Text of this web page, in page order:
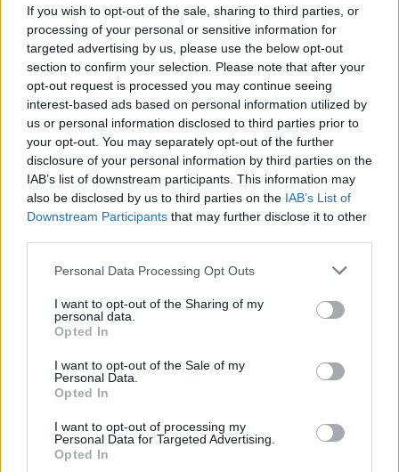
If you wish to opt-out of the sale, sharing to third parties, or
processing of your personal or sensitive information for
targeted advertising by us, please use the below opt-out
section to confirm your selection. Please note that after your
opt-out request is processed you may continue seeing
interest-based ads based on personal information utilized by
us or personal information disclosed to third parties prior to
your opt-out. You may separately opt-out of the further
disclosure of your personal information by third parties on the
IAB’s list of downstream participants. This information may
also be disclosed by us to third parties on the IAB’s List of
Downstream Participants that may further disclose it to other
Personal Data Processing Opt Outs
I want to opt-out of the Sharing of my
personal data.
Opted In
I want to opt-out of the Sale of my
Personal Data.
Opted In
I want to opt-out of processing my
Personal Data for Targeted Advertising.
Opted In
To Jobfind.gr
για κάθε
TP Greece: Πώς
μέλλον του Insurance στην